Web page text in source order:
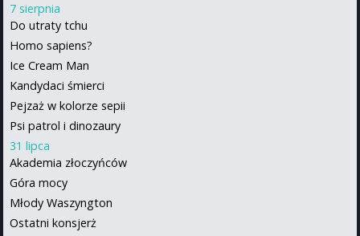
7 sierpnia
Do utraty tchu
Homo sapiens?
Ice Cream Man
Kandydaci śmierci
Pejzaż w kolorze sepii
Psi patrol i dinozaury
31 lipca
Akademia złoczyńców
Góra mocy
Młody Waszyngton
Ostatni konsjerż